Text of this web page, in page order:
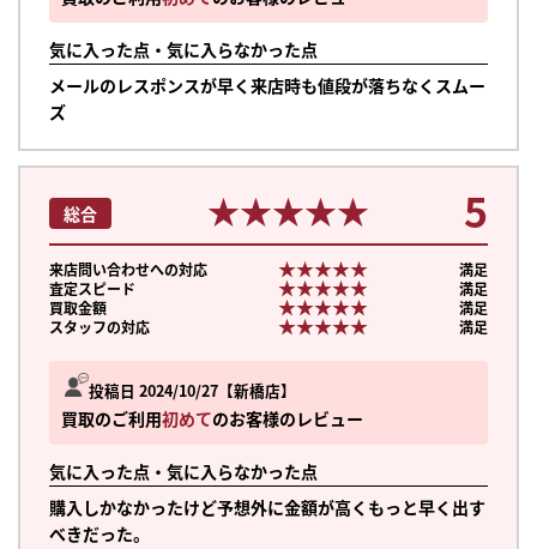
気に入った点・気に入らなかった点
メールのレスポンスが早く来店時も値段が落ちなくスムー
ズ
投稿日 2024/10/27 新橋店
買取のご利用初めてのお客様のレビュー
気に入った点・気に入らなかった点
購入しかなかったけど予想外に金額が高くもっと早く出す
べきだった。
総合 ★★★★★
★★★★★ 5
来店問い合わせへの対応 ★★★★★
★★★★★
満足
査定スピード
★★★★★
★★★★★
満足
買取金額
★★★★★
★★★★★
満足
スタッフの対応
★★★★★
★★★★★ 満足